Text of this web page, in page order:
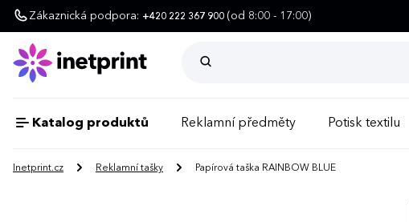
Zákaznická podpora: +420 222 367 900 (od 8:00 - 17:00)
Katalog produktů Reklamní předměty Potisk textilu
Inetprint.cz Reklamní tašky Papírová taška RAINBOW BLUE